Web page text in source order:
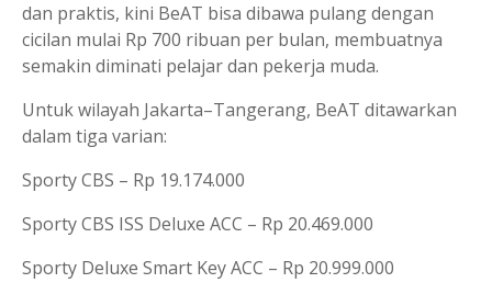
dan praktis, kini BeAT bisa dibawa pulang dengan
cicilan mulai Rp 700 ribuan per bulan, membuatnya
semakin diminati pelajar dan pekerja muda.
Untuk wilayah Jakarta–Tangerang, BeAT ditawarkan
dalam tiga varian:
Sporty CBS – Rp 19.174.000
Sporty CBS ISS Deluxe ACC – Rp 20.469.000
Sporty Deluxe Smart Key ACC – Rp 20.999.000